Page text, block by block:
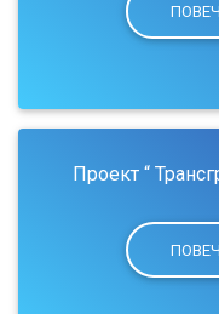
Проект “